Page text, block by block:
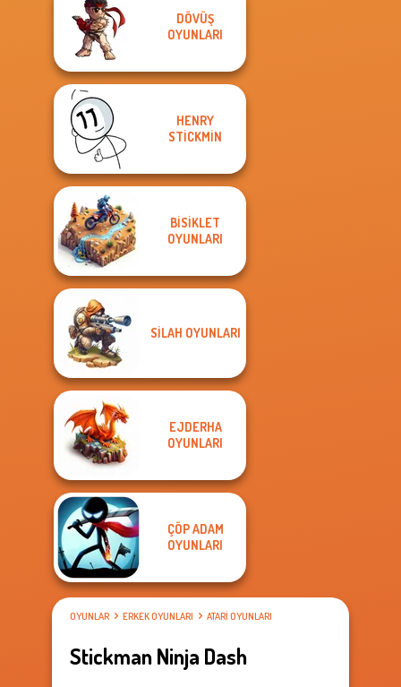
DÖVÜŞ
OYUNLARI
HENRY
STICKMIN
BISIKLET
OYUNLARI
SILAH OYUNLARI
EJDERHA
OYUNLARI
ÇÖP ADAM
OYUNLARI
OYUNLAR ERKEK OYUNLARI ATARI OYUNLARI
Stickman Ninja Dash